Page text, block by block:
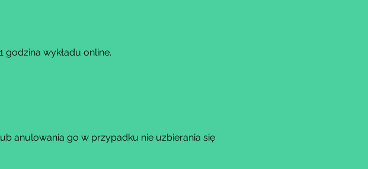
godzina wykładu online.
anulowania go w przypadku nie uzbierania się